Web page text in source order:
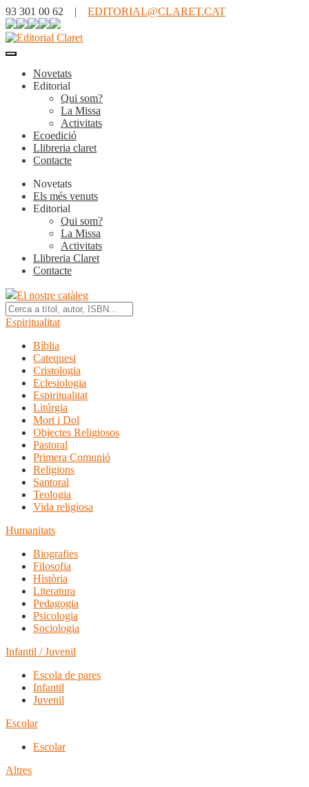
93 301 00 62 | EDITORIAL@CLARET.CAT
Novetats
Editorial
Qui som?
La Missa
Activitats
Ecoedició
Llibreria claret
Contacte
Novetats
Els més venuts
Editorial
Qui som?
La Missa
Activitats
Llibreria Claret
Contacte
El nostre catàleg
Espiritualitat
Bíblia
Catequesi
Cristologia
Eclesiologia
Espiritualitat
Litúrgia
Mort i Dol
Objectes Religiosos
Pastoral
Primera Comunió
Religions
Santoral
Teologia
Vida religiosa
Humanitats
Biografies
Filosofia
Història
Literatura
Pedagogia
Psicologia
Sociologia
Infantil / Juvenil
Escola de pares
Infantil
Juvenil
Escolar
Escolar
Altres